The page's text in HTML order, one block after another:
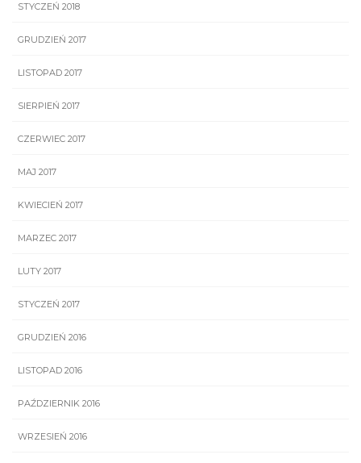
STYCZEŃ 2018
GRUDZIEŃ 2017
LISTOPAD 2017
SIERPIEŃ 2017
CZERWIEC 2017
MAJ 2017
KWIECIEŃ 2017
MARZEC 2017
LUTY 2017
STYCZEŃ 2017
GRUDZIEŃ 2016
LISTOPAD 2016
PAŹDZIERNIK 2016
WRZESIEŃ 2016